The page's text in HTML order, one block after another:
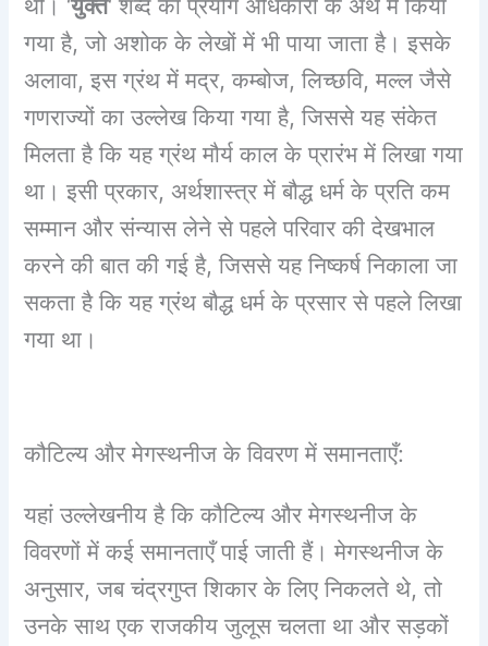
थीं। ‘युक्त‘ शब्द का प्रयोग अधिकारी के अर्थ में किया
गया है, जो अशोक के लेखों में भी पाया जाता है। इसके
अलावा, इस ग्रंथ में मद्र, कम्बोज, लिच्छवि, मल्ल जैसे
गणराज्यों का उल्लेख किया गया है, जिससे यह संकेत
मिलता है कि यह ग्रंथ मौर्य काल के प्रारंभ में लिखा गया
था। इसी प्रकार, अर्थशास्त्र में बौद्ध धर्म के प्रति कम
सम्मान और संन्यास लेने से पहले परिवार की देखभाल
करने की बात की गई है, जिससे यह निष्कर्ष निकाला जा
सकता है कि यह ग्रंथ बौद्ध धर्म के प्रसार से पहले लिखा
गया था।
कौटिल्य और मेगस्थनीज के विवरण में समानताएँ:
यहां उल्लेखनीय है कि कौटिल्य और मेगस्थनीज के
विवरणों में कई समानताएँ पाई जाती हैं। मेगस्थनीज के
अनुसार, जब चंद्रगुप्त शिकार के लिए निकलते थे, तो
उनके साथ एक राजकीय जुलूस चलता था और सड़कों